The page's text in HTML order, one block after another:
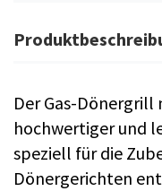
Der Gas-Dönergrill
hochwertiger und
speziell für die
Dönergerichten